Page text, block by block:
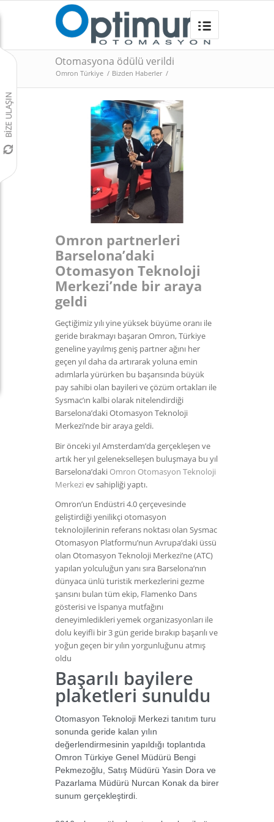
2016 yılı en yüksek satış rakamları
ile öne çıkan Optimum
Otomasyona ödülü verildi
Omron Türkiye / Bizden Haberler /
Omron partnerleri
Barselona’daki
Otomasyon Teknoloji
Merkezi’nde bir araya
geldi
Geçtiğimiz yılı yine yüksek büyüme oranı ile
geride bırakmayı başaran Omron, Türkiye
geneline yayılmış geniş partner ağını her
geçen yıl daha da artırarak yoluna emin
adımlarla yürürken bu başarısında büyük
pay sahibi olan bayileri ve çözüm ortakları ile
Sysmac’ın kalbi olarak nitelendirdiği
Barselona’daki Otomasyon Teknoloji
Merkezi’nde bir araya geldi.
Bir önceki yıl Amsterdam’da gerçekleşen ve
artık her yıl gelenekselleşen buluşmaya bu yıl
Barselona’daki Omron Otomasyon Teknoloji
Merkezi ev sahipliği yaptı.
Omron’un Endüstri 4.0 çerçevesinde
geliştirdiği yenilikçi otomasyon
teknolojilerinin referans noktası olan Sysmac
Otomasyon Platformu’nun Avrupa’daki üssü
olan Otomasyon Teknoloji Merkezi’ne (ATC)
yapılan yolculuğun yanı sıra Barselona’nın
dünyaca ünlü turistik merkezlerini gezme
şansını bulan tüm ekip, Flamenko Dans
gösterisi ve İspanya mutfağını
deneyimledikleri yemek organizasyonları ile
dolu keyifli bir 3 gün geride bırakıp başarılı ve
yoğun geçen bir yılın yorgunluğunu atmış
oldu
Başarılı bayilere
plaketleri sunuldu
Otomasyon Teknoloji Merkezi tanıtım turu
sonunda geride kalan yılın
değerlendirmesinin yapıldığı toplantıda
Omron Türkiye Genel Müdürü Bengi
Pekmezoğlu, Satış Müdürü Yasin Dora ve
Pazarlama Müdürü Nurcan Konak da birer
sunum gerçekleştirdi.